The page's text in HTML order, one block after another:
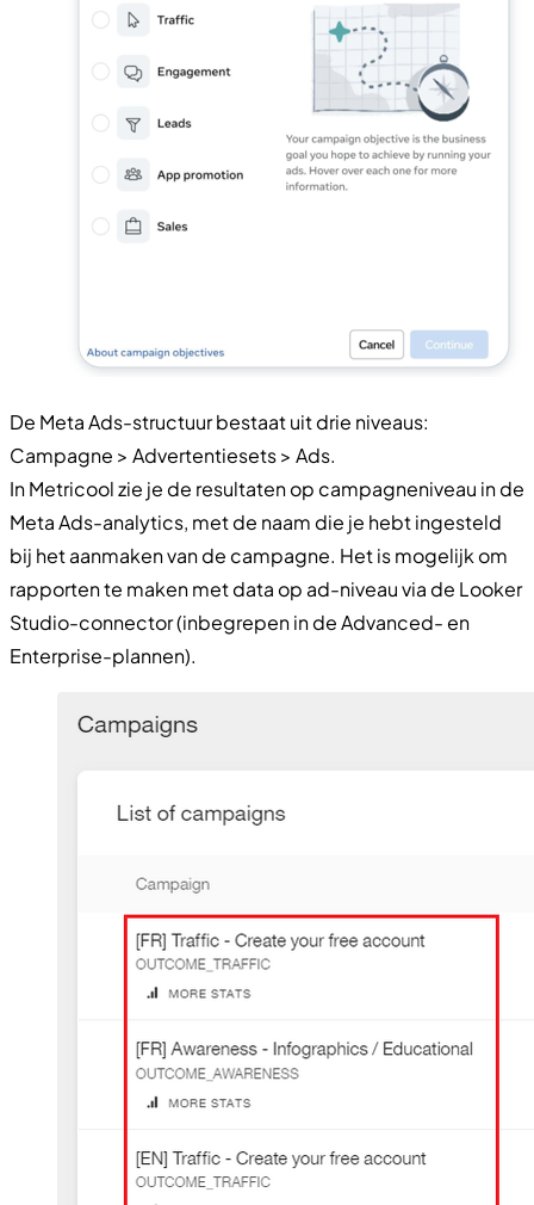
De Meta Ads-structuur bestaat uit drie niveaus:
Campagne > Advertentiesets > Ads.
In Metricool zie je de resultaten op campagneniveau in de
Meta Ads-analytics, met de naam die je hebt ingesteld
bij het aanmaken van de campagne. Het is mogelijk om
rapporten te maken met data op ad-niveau via de Looker
Studio-connector (inbegrepen in de Advanced- en
Enterprise-plannen).